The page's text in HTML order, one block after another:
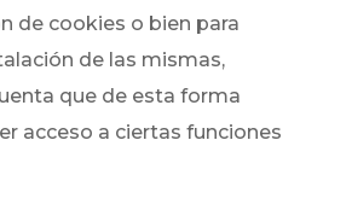
de cookies o bien para
de las mismas,
que de esta forma
acceso a ciertas funciones